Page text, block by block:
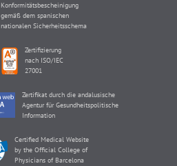
Konformitätsbescheinigung
gemäß dem spanischen
nationalen Sicherheitsschema
Zertifizierung
nach ISO/IEC
27001
Zertifikat durch die andalusische
Agentur für Gesundheitspolitische
Information
Certified Medical Website
by the Official College of
Physicians of Barcelona